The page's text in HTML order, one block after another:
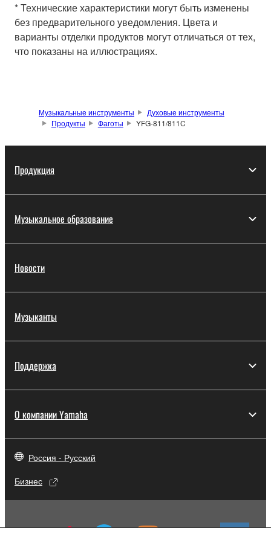
* Технические характеристики могут быть изменены
без предварительного уведомления. Цвета и
варианты отделки продуктов могут отличаться от тех,
что показаны на иллюстрациях.
Музыкальные инструменты
Духовые инструменты
Продукты
Фаготы YFG-811/811C
Продукция
Музыкальное образование
Новости
Музыканты
Поддержка
О компании Yamaha
Россия - Русский
Бизнес